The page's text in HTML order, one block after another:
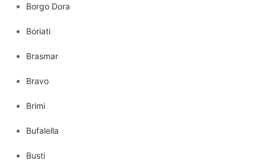
Borgo Dora
Boriati
Brasmar
Bravo
Brimi
Bufalella
Busti